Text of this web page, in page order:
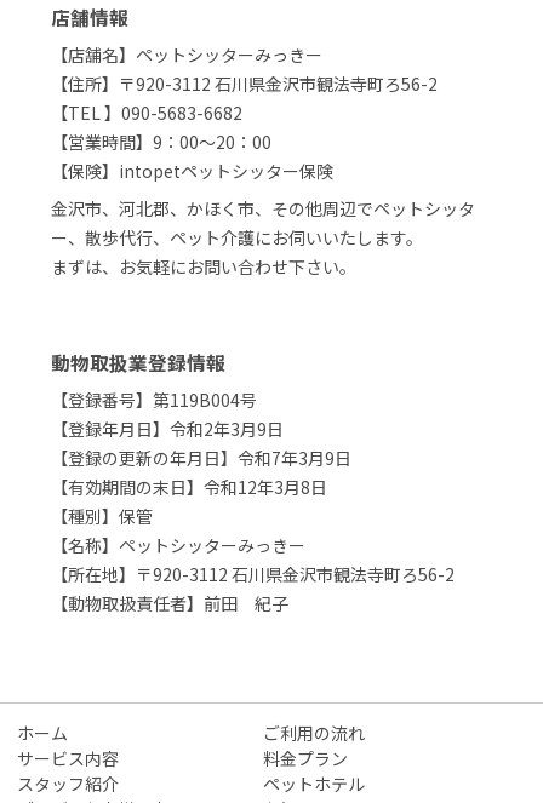
店舗情報
【店舗名】ペットシッターみっきー
【住所】〒920-3112 石川県金沢市観法寺町ろ56-2
【TEL 】090-5683-6682
【営業時間】9：00～20：00
【保険】intopetペットシッター保険
金沢市、河北郡、かほく市、その他周辺でペットシッタ
ー、散歩代行、ペット介護にお伺いいたします。
まずは、お気軽にお問い合わせ下さい。
動物取扱業登録情報
【登録番号】第119B004号
【登録年月日】令和2年3月9日
【登録の更新の年月日】令和7年3月9日
【有効期間の末日】令和12年3月8日
【種別】保管
【名称】ペットシッターみっきー
【所在地】〒920-3112 石川県金沢市観法寺町ろ56-2
【動物取扱責任者】前田 紀子
ホーム
ご利用の流れ
サービス内容
料金プラン
スタッフ紹介
ペットホテル